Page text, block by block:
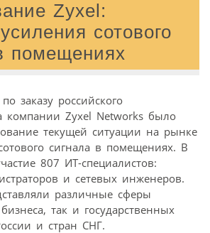
Zyxel:
сотового
помещениях
заказу российского
компании Zyxel Networks было
текущей ситуации на рынке
сигнала в помещениях. В
807 ИТ-специалистов:
и сетевых инженеров.
различные сферы
так и государственных
и стран СНГ.